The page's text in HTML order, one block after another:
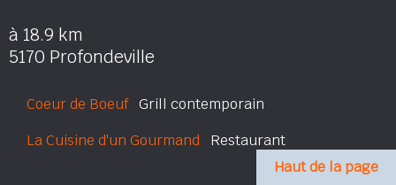
à 18.9 km
5170 Profondeville
Coeur de BoeufGrill contemporain
La Cuisine d'un Gourmand Restaurant
Haut de la page